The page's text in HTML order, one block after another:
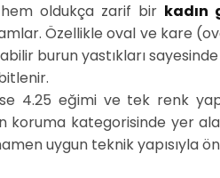
oldukça zarif bir kadın
Özellikle oval ve kare
burun yastıkları
4.25 eğimi ve tek renk
koruma kategorisinde yer
uygun teknik yapısıyla